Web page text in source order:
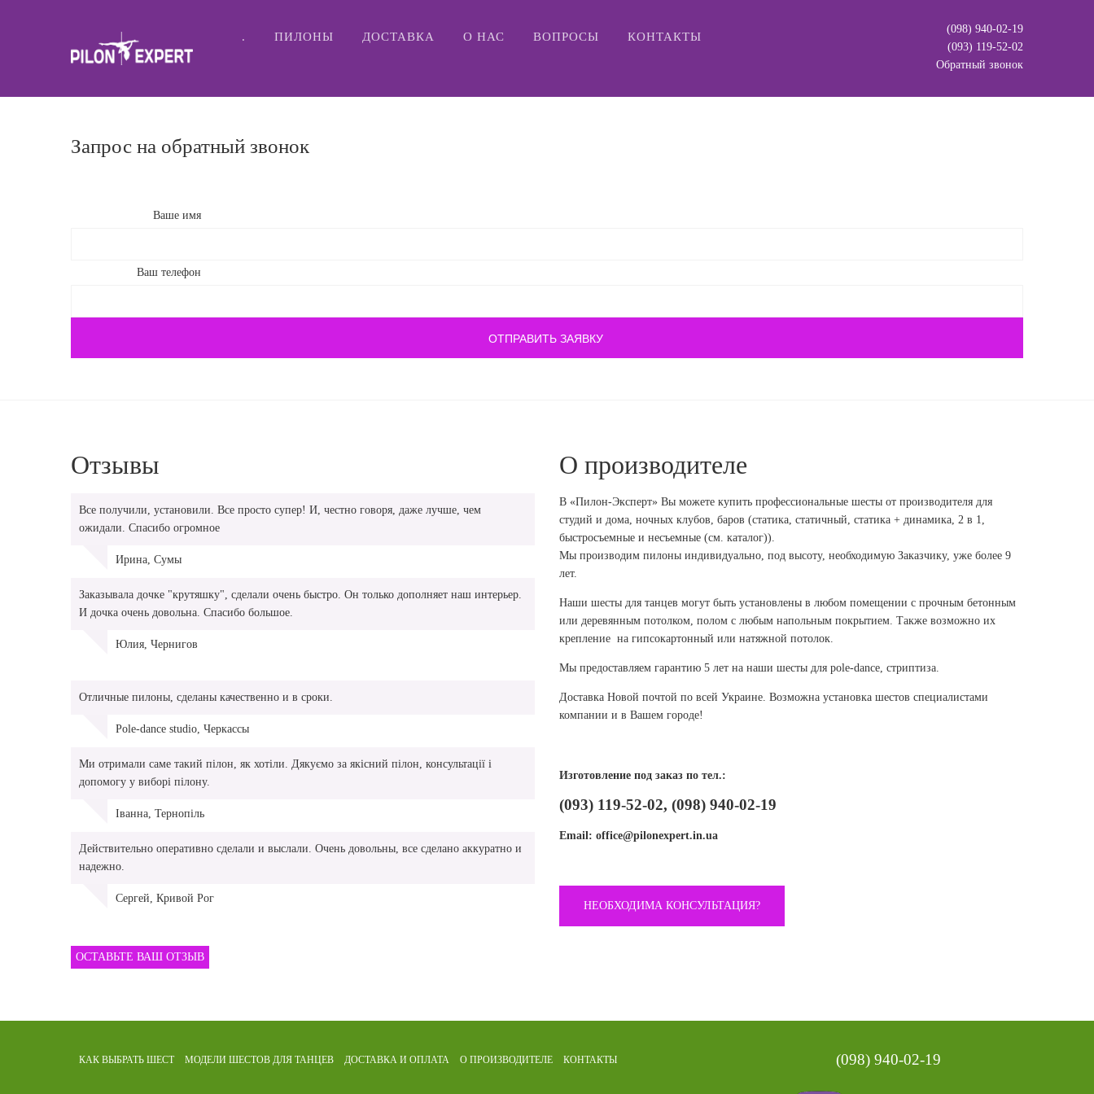
. ПИЛОНЫ ДОСТАВКА О НАС ВОПРОСЫ КОНТАКТЫ
(098) 940-02-19
(093) 119-52-02
Обратный звонок
Запрос на обратный звонок
Ваше имя
Ваш телефон
Отзывы
Все получили, установили. Все просто супер! И, честно говоря, даже лучше, чем
ожидали. Спасибо огромное
Ирина, Сумы
Заказывала дочке "крутяшку", сделали очень быстро. Он только дополняет наш интерьер.
И дочка очень довольна. Спасибо большое.
Юлия, Чернигов
Отличные пилоны, сделаны качественно и в сроки.
Pole-dance studio, Черкассы
Ми отримали саме такий пілон, як хотіли. Дякуємо за якісний пілон, консультації і
допомогу у виборі пілону.
Іванна, Тернопіль
Действительно оперативно сделали и выслали. Очень довольны, все сделано аккуратно и
надежно.
Сергей, Кривой Рог
ОСТАВЬТЕ ВАШ ОТЗЫВ
О производителе
В «Пилон-Эксперт» Вы можете купить профессиональные шесты от производителя для
студий и дома, ночных клубов, баров (статика, статичный, статика + динамика, 2 в 1,
быстросъемные и несъемные (см. каталог)).
Мы производим пилоны индивидуально, под высоту, необходимую Заказчику, уже более 9
лет.
Наши шесты для танцев могут быть установлены в любом помещении с прочным бетонным
или деревянным потолком, полом с любым напольным покрытием. Также возможно их
крепление на гипсокартонный или натяжной потолок.
Мы предоставляем гарантию 5 лет на наши шесты для pole-dance, стриптиза.
Доставка Новой почтой по всей Украине. Возможна установка шестов специалистами
компании и в Вашем городе!
Изготовление под заказ по тел.:
(093) 119-52-02, (098) 940-02-19
Email: office@pilonexpert.in.ua
НЕОБХОДИМА КОНСУЛЬТАЦИЯ?
КАК ВЫБРАТЬ ШЕСТ МОДЕЛИ ШЕСТОВ ДЛЯ ТАНЦЕВ ДОСТАВКА И ОПЛАТА О ПРОИЗВОДИТЕЛЕ КОНТАКТЫ (098) 940-02-19